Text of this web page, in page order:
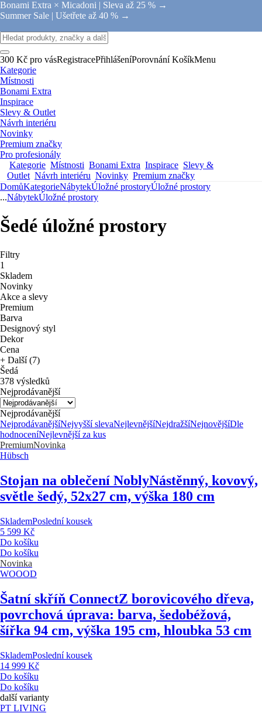
Bonami Extra × Micadoni | Sleva až 25 % →
Summer Sale | Ušetřete až 40 % →
300 Kč pro vásRegistracePřihlášeníPorovnání KošíkMenu
Kategorie
Místnosti
Bonami Extra
Inspirace
Slevy & Outlet
Návrh interiéru
Novinky
Premium značky
Pro profesionály
Kategorie Místnosti Bonami Extra Inspirace Slevy &
Outlet Návrh interiéru Novinky Premium značky
DomůKategorieNábytekÚložné prostoryÚložné prostory
...NábytekÚložné prostory
Šedé úložné prostory
Filtry
1
Skladem
Novinky
Akce a slevy
Premium
Barva
Designový styl
Dekor
Cena
+ Další (7)
Šedá
378 výsledků
Nejprodávanější
Nejprodávanější
NejprodávanějšíNejvyšší slevaNejlevnějšíNejdražšíNejnovějšíDle
hodnoceníNejlevnější za kus
PremiumNovinka
Hübsch
Stojan na oblečení NoblyNástěnný, kovový,
světle šedý, 52x27 cm, výška 180 cm
SklademPoslední kousek
5 599 Kč
Do košíku
Do košíku
Novinka
WOOOD
Šatní skříň ConnectZ borovicového dřeva,
povrchová úprava: barva, šedobéžová,
šířka 94 cm, výška 195 cm, hloubka 53 cm
SklademPoslední kousek
14 999 Kč
Do košíku
Do košíku
další varianty
PT LIVING